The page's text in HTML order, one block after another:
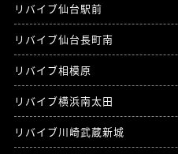
リバイブ仙台駅前
リバイブ仙台長町南
リバイブ相模原
リバイブ横浜南太田
リバイブ川崎武蔵新城